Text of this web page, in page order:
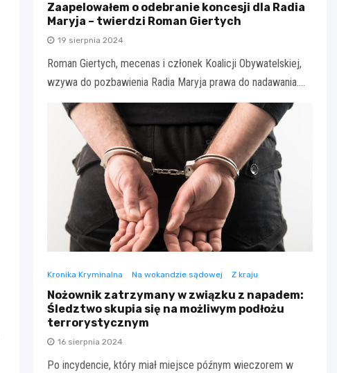
Zaapelowałem o odebranie koncesji dla Radia
Maryja – twierdzi Roman Giertych
19 sierpnia 2024
Roman Giertych, mecenas i członek Koalicji Obywatelskiej,
wzywa do pozbawienia Radia Maryja prawa do nadawania.…
Kronika Kryminalna Na wokandzie sądowej Z kraju
Nożownik zatrzymany w związku z napadem:
Śledztwo skupia się na możliwym podłożu
terrorystycznym
16 sierpnia 2024
Po incydencie, który miał miejsce późnym wieczorem w